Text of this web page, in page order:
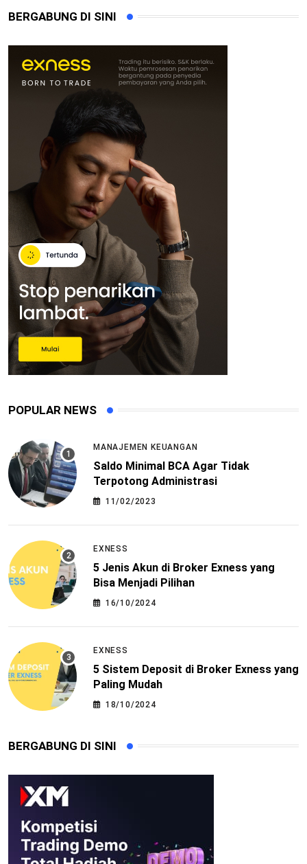
BERGABUNG DI SINI
POPULAR NEWS
MANAJEMEN KEUANGAN
Saldo Minimal BCA Agar Tidak
Terpotong Administrasi
11/02/2023
EXNESS
5 Jenis Akun di Broker Exness yang
Bisa Menjadi Pilihan
16/10/2024
EXNESS
5 Sistem Deposit di Broker Exness yang
Paling Mudah
18/10/2024
BERGABUNG DI SINI